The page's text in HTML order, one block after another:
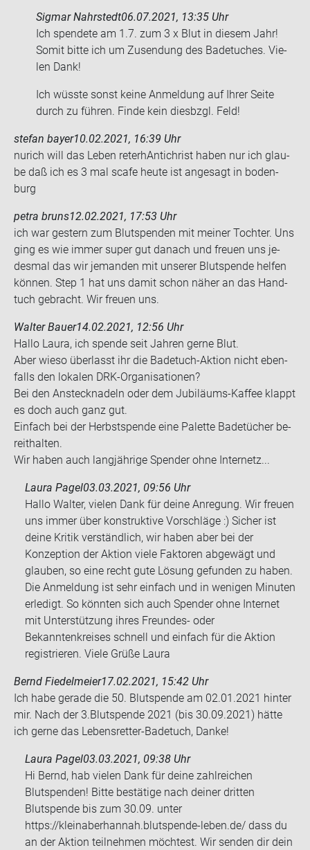
Sigmar Nahrstedt06.07.2021, 13:35 Uhr
Ich spen­de­te am 1.7. zum 3 x Blut in die­sem Jahr!
Somit bitte ich um Zu­sen­dung des Ba­de­tu­ches. Vie­
len Dank!
Ich wüss­te sonst keine An­mel­dung auf Ihrer Seite
durch zu füh­ren. Finde kein dies­bzgl. Feld!
stefan bayer10.02.2021, 16:39 Uhr
nurich will das Leben re­ter­hAn­ti­christ haben nur ich glau­
be daß ich es 3 mal scafe heute ist an­ge­sagt in bo­den­
burg
petra bruns12.02.2021, 17:53 Uhr
ich war ges­tern zum Blut­spen­den mit mei­ner Toch­ter. Uns
ging es wie immer super gut da­nach und freu­en uns je­
des­mal das wir je­man­den mit un­se­rer Blut­spen­de hel­fen
kön­nen. Step 1 hat uns damit schon näher an das Hand­
tuch ge­bracht. Wir freu­en uns.
Walter Bauer14.02.2021, 12:56 Uhr
Hallo Laura, ich spen­de seit Jah­ren gerne Blut.
Aber wieso über­lasst ihr die Badetuch-​Aktion nicht eben­
falls den lo­ka­len DRK-​Organisationen?
Bei den An­steck­na­deln oder dem Jubiläums-​Kaffee klappt
es doch auch ganz gut.
Ein­fach bei der Herbst­spen­de eine Pa­let­te Ba­de­tü­cher be­
reit­hal­ten.
Wir haben auch lang­jäh­ri­ge Spen­der ohne In­ter­netz...
Laura Pagel03.03.2021, 09:56 Uhr
Hallo Walter, vielen Dank für deine Anregung. Wir freuen
uns immer über konstruktive Vorschläge :) Sicher ist
deine Kritik verständlich, wir haben aber bei der
Konzeption der Aktion viele Faktoren abgewägt und
glauben, so eine recht gute Lösung gefunden zu haben.
Die Anmeldung ist sehr einfach und in wenigen Minuten
erledigt. So könnten sich auch Spender ohne Internet
mit Unterstützung ihres Freundes- oder
Bekanntenkreises schnell und einfach für die Aktion
registrieren. Viele Grüße Laura
Bernd Fiedelmeier17.02.2021, 15:42 Uhr
Ich habe ge­ra­de die 50. Blut­spen­de am 02.01.2021 hin­ter
mir. Nach der 3.Blut­spen­de 2021 (bis 30.09.2021) hätte
ich gerne das Lebensretter-​Badetuch, Danke!
Laura Pagel03.03.2021, 09:38 Uhr
Hi Bernd, hab vielen Dank für deine zahlreichen
Blutspenden! Bitte bestätige nach deiner dritten
Blutspende bis zum 30.09. unter
https://kleinaberhannah.blutspende-leben.de/ dass du
an der Aktion teilnehmen möchtest. Wir senden dir dein